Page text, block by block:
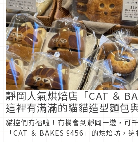
靜岡人氣烘焙店「CAT ＆
這裡有滿滿的貓貓造型麵包
貓控們有福啦！有機會到靜岡一遊，可
「CAT ＆ BAKES 9456」的烘焙坊，